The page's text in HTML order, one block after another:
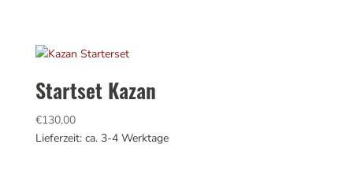
Startset Kazan
€130,00
Lieferzeit: ca. 3-4 Werktage